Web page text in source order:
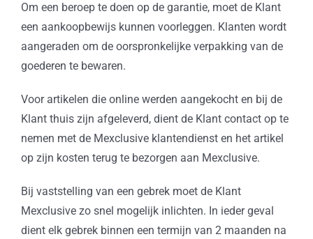
Om een beroep te doen op de garantie, moet de Klant
een aankoopbewijs kunnen voorleggen. Klanten wordt
aangeraden om de oorspronkelijke verpakking van de
goederen te bewaren.
Voor artikelen die online werden aangekocht en bij de
Klant thuis zijn afgeleverd, dient de Klant contact op te
nemen met de Mexclusive klantendienst en het artikel
op zijn kosten terug te bezorgen aan Mexclusive.
Bij vaststelling van een gebrek moet de Klant
Mexclusive zo snel mogelijk inlichten. In ieder geval
dient elk gebrek binnen een termijn van 2 maanden na